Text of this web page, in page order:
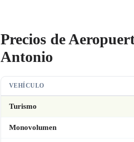
Precios de
Antonio
VEHÍCULO
Turismo
Monovolumen